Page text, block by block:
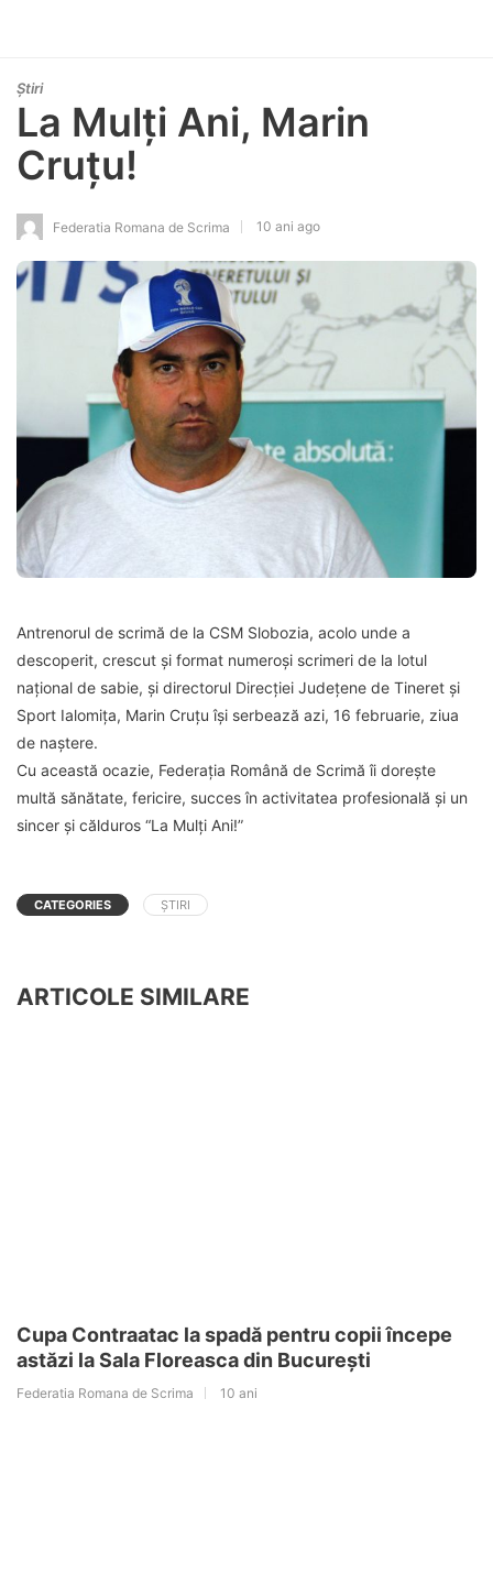
Știri
La Mulți Ani, Marin
Cruțu!
Federatia Romana de Scrima 10 ani ago
Antrenorul de scrimă de la CSM Slobozia, acolo unde a
descoperit, crescut și format numeroși scrimeri de la lotul
național de sabie, și directorul Direcției Județene de Tineret și
Sport Ialomița, Marin Cruțu își serbează azi, 16 februarie, ziua
de naștere.
Cu această ocazie, Federația Română de Scrimă îi dorește
multă sănătate, fericire, succes în activitatea profesională și un
sincer și călduros “La Mulți Ani!”
CATEGORIES ȘTIRI
ARTICOLE SIMILARE
Cupa Contraatac la spadă pentru copii începe
astăzi la Sala Floreasca din București
Federatia Romana de Scrima 10 ani